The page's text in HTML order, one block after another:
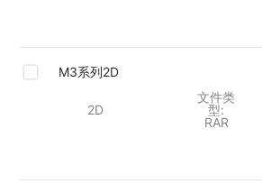
M3系列2D
2D
文件类
型:
RAR